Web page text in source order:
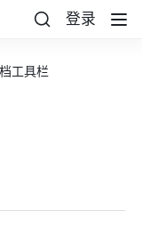
登录
工具栏